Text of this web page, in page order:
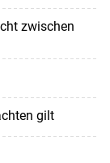
zwischen
gilt